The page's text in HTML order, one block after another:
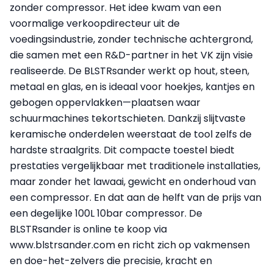
zonder compressor. Het idee kwam van een
voormalige verkoopdirecteur uit de
voedingsindustrie, zonder technische achtergrond,
die samen met een R&D-partner in het VK zijn visie
realiseerde. De BLSTRsander werkt op hout, steen,
metaal en glas, en is ideaal voor hoekjes, kantjes en
gebogen oppervlakken—plaatsen waar
schuurmachines tekortschieten. Dankzij slijtvaste
keramische onderdelen weerstaat de tool zelfs de
hardste straalgrits. Dit compacte toestel biedt
prestaties vergelijkbaar met traditionele installaties,
maar zonder het lawaai, gewicht en onderhoud van
een compressor. En dat aan de helft van de prijs van
een degelijke 100L 10bar compressor. De
BLSTRsander is online te koop via
www.blstrsander.com en richt zich op vakmensen
en doe-het-zelvers die precisie, kracht en